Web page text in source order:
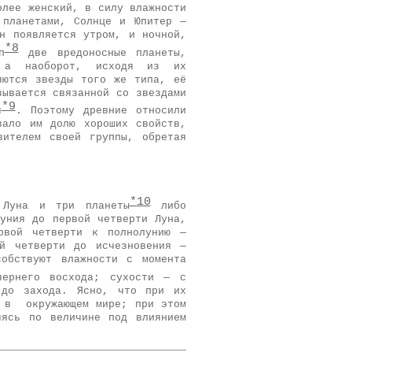
женский, в силу влажности
Солнце и Юпитер —
утром, и ночной,
*8две вредоносные планеты,
наоборот, исходя из их
звезды того же типа, её
связанной со звездами
*9. Поэтому древние относили
им долю хороших свойств,
своей группы, обретая
и три планеты*10либо
до первой четверти Луна,
четверти к полнолунию —
четверти до исчезновения —
влажности с момента
восхода; сухости — с
до захода. Ясно, что при их
в окружающем мире; при этом
по величине под влиянием